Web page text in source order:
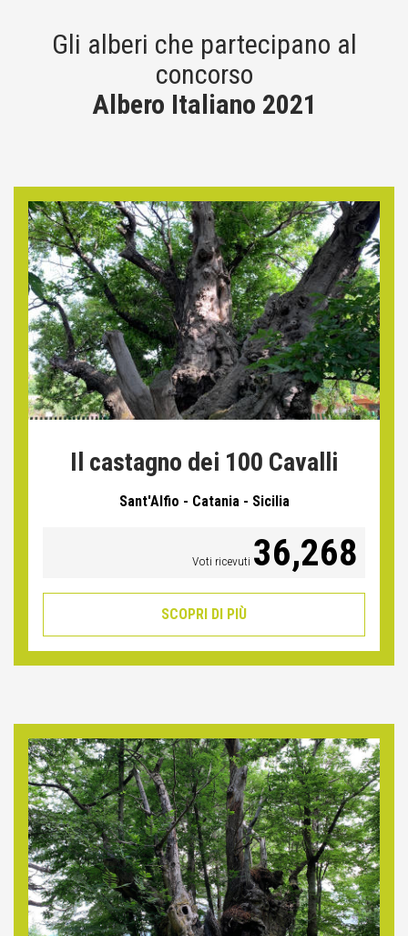
Gli alberi che partecipano al
concorso
Albero Italiano 2021
Il castagno dei 100 Cavalli
Sant'Alfio - Catania - Sicilia
Voti ricevuti 36,268
SCOPRI DI PIÙ